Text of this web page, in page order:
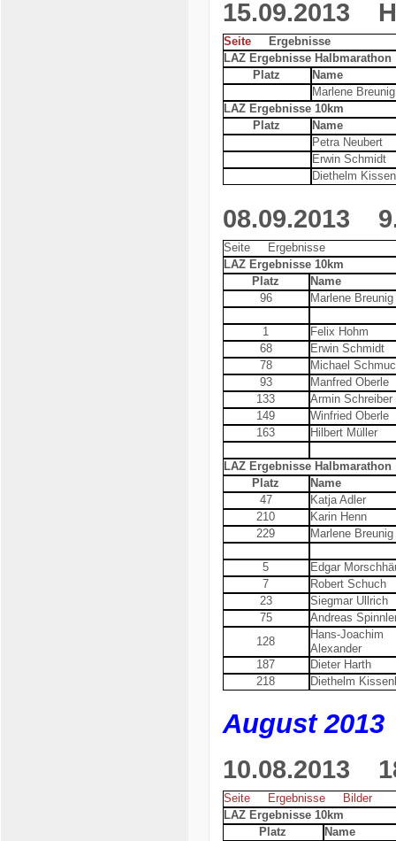
15.09.2013
SeiteErgebnisse
LAZ Ergebnisse Halbmarathon
Platz
Name
Marlene Breunig
LAZ Ergebnisse 10km
Platz
Name
Petra Neubert
Erwin Schmidt
Diethelm
08.09.2013 9.
Seite Ergebnisse
LAZ Ergebnisse 10km
Platz
Name
96
Marlene Breunig
1
Felix Hohm
68
Erwin Schmidt
78
Michael
93
Manfred Oberle
133
Armin Schreiber
149
Winfried Oberle
163
Hilbert Müller
LAZ Ergebnisse Halbmarathon
Platz
Name
47
Katja Adler
210
Karin Henn
229
Marlene Breunig
5
Edgar
7
Robert Schuch
23
Siegmar Ullrich
75
Andreas
128
Hans-Joachim
Alexander
187
Dieter Harth
218
Diethelm
August 2013
10.08.2013
Seite Ergebnisse
Bilder
LAZ Ergebnisse 10km
Platz
Name